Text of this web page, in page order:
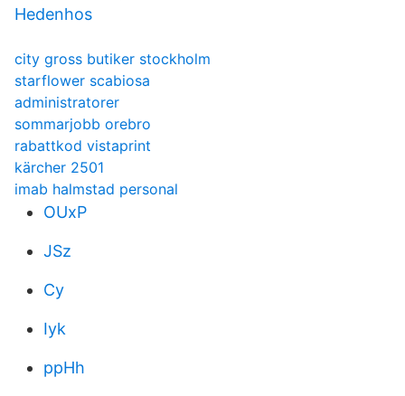
Hedenhos
city gross butiker stockholm
starflower scabiosa
administratorer
sommarjobb orebro
rabattkod vistaprint
kärcher 2501
imab halmstad personal
OUxP
JSz
Cy
Iyk
ppHh